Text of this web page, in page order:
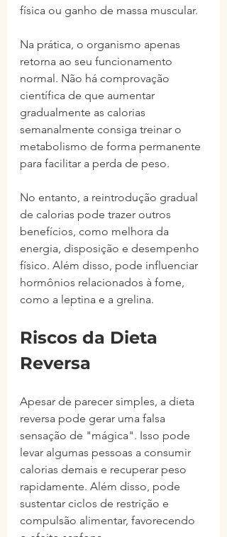
física ou ganho de massa muscular.
Na prática, o organismo apenas
retorna ao seu funcionamento
normal. Não há comprovação
científica de que aumentar
gradualmente as calorias
semanalmente consiga treinar o
metabolismo de forma permanente
para facilitar a perda de peso.
No entanto, a reintrodução gradual
de calorias pode trazer outros
benefícios, como melhora da
energia, disposição e desempenho
físico. Além disso, pode influenciar
hormônios relacionados à fome,
como a leptina e a grelina.
Riscos da Dieta
Reversa
Apesar de parecer simples, a dieta
reversa pode gerar uma falsa
sensação de "mágica". Isso pode
levar algumas pessoas a consumir
calorias demais e recuperar peso
rapidamente. Além disso, pode
sustentar ciclos de restrição e
compulsão alimentar, favorecendo